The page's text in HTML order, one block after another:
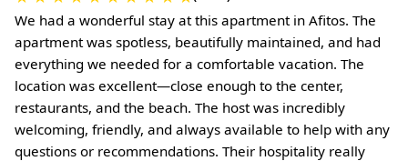
We had a wonderful stay at this apartment in Afitos. The
apartment was spotless, beautifully maintained, and had
everything we needed for a comfortable vacation. The
location was excellent—close enough to the center,
restaurants, and the beach. The host was incredibly
welcoming, friendly, and always available to help with any
questions or recommendations. Their hospitality really